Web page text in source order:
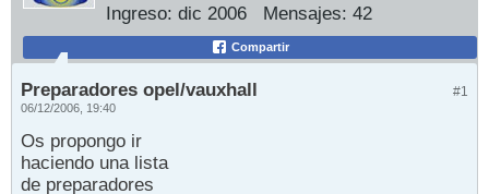
Ingreso: dic 2006 Mensajes: 42
Compartir
#1
Preparadores opel/vauxhall
06/12/2006, 19:40
Os propongo ir
haciendo una lista
de preparadores